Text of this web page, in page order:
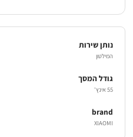
נותן שירות
המילטון
גודל המסך
55 אינץ'
brand
XIAOMI